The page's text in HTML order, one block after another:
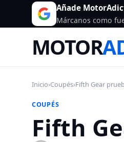
Añade
Márcanos como
MOTOR
Inicio›Coupés›Fifth Gear
COUPÉS
Fifth